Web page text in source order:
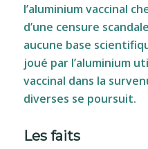
l’aluminium vaccinal
d’une censure
aucune base
joué par l’aluminium
vaccinal dans la
diverses se poursuit.
Les faits